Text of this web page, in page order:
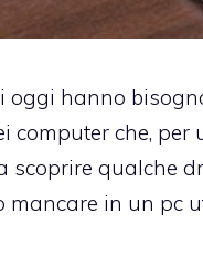
oggi hanno
computer che, per
scoprire qualche
in un pc